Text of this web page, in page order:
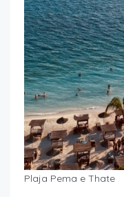
Plaja Pema e Thate